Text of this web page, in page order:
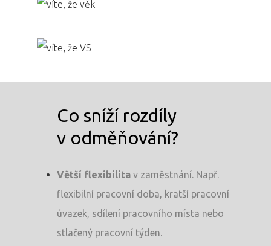
Co sníží rozdíly
v odměňování?
Větší flexibilita v zaměstnání. Např.
flexibilní pracovní doba, kratší pracovní
úvazek, sdílení pracovního místa nebo
stlačený pracovní týden.
Program 26.3.
Program 27.3.
Osobnosti
Dopad
Aktuality
Partneři